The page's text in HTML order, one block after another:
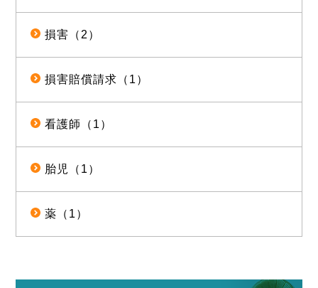
損害（2）
損害賠償請求（1）
看護師（1）
胎児（1）
薬（1）